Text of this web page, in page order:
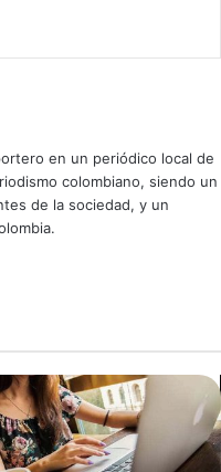
en un periódico local de
colombiano, siendo un
de la sociedad, y un